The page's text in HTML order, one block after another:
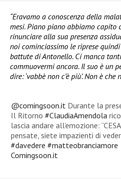
“Eravamo a conoscenza della
mesi. Piano piano abbiamo capito
rinunciare alla sua presenza
noi cominciassimo le riprese
battute di Antonello. Ci manca
commuovermi ancora. Il suo è un
dire: ‘vabbè non c’è più’. Non è che
@comingsoon.it Durante la
Il Ritorno#ClaudiaAmendola
lascia andare all’emozione:
pensate, siete impazienti di
#davedere #matteobranciamore
Comingsoon.it